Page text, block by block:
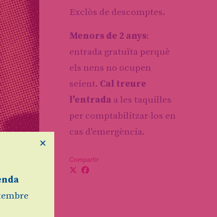
Exclòs de descomptes.
Menors de 2 anys:
entrada gratuïta perquè
els nens no ocupen
seient. Cal treure
l'entrada a les taquilles
per comptabilitzar-los en
cas d'emergència.
Compartir
×